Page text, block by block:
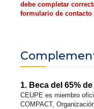
debe completar
formulario de contacto
1. Beca del 65%
CEUPE es miembro
COMPACT,